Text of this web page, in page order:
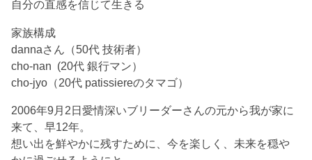
自分の直感を信じて生きる
家族構成
dannaさん（50代 技術者）
cho-nan (20代 銀行マン）
cho-jyo（20代 patissiereのタマゴ）
2006年9月2日愛情深いブリーダーさんの元から我が家に
来て、早12年。
想い出を鮮やかに残すために、今を楽しく、未来を穏や